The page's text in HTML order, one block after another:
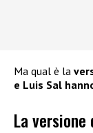
Ma qual è la
e Luis Sal
La versione